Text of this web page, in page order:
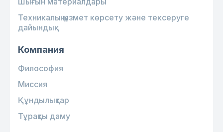
Техникалық қызмет көрсету және тексеруге
дайындық
Компания
Философия
Миссия
Құндылықтар
Тұрақты даму